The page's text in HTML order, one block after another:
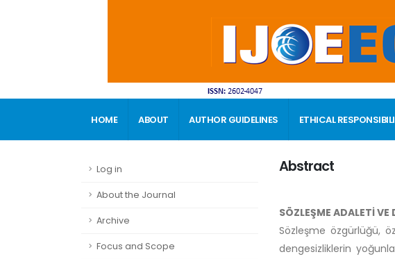
HOME ABOUT AUTHOR GUIDELINES ETHICAL
Log in
About the Journal
Archive
Focus and Scope
Abstract
SÖZLEŞME ADALETİ
Sözleşme özgürlüğü,
dengesizliklerin